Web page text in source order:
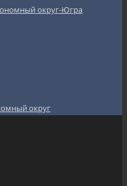
округ-Югра
округ